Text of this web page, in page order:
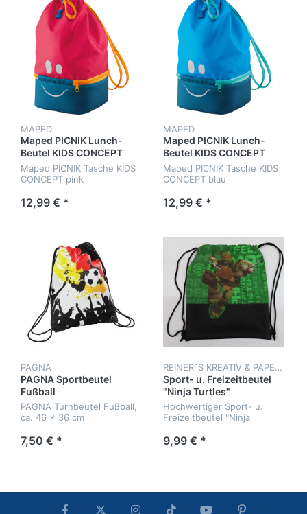
MAPED
Maped PICNIK Lunch-
Beutel KIDS CONCEPT
pink
Maped PICNIK Tasche KIDS
CONCEPT pink
12,99 € *
MAPED
Maped PICNIK Lunch-
Beutel KIDS CONCEPT
blau
Maped PICNIK Tasche KIDS
CONCEPT blau
12,99 € *
PAGNA
PAGNA Sportbeutel
Fußball
PAGNA Turnbeutel Fußball,
ca. 46 x 36 cm
7,50 € *
REINER´S KREATIV & PAPERLAND
Sport- u. Freizeitbeutel
"Ninja Turtles"
Hochwertiger Sport- u.
Freizeitbeutel "Ninja
9,99 € *